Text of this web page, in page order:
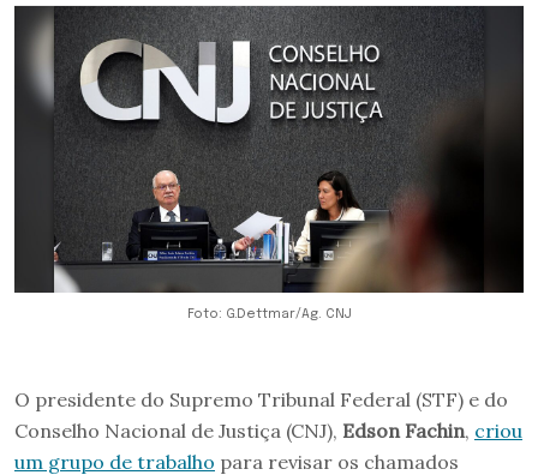
Foto: G.Dettmar/Ag. CNJ
O presidente do Supremo Tribunal Federal (STF) e do
Conselho Nacional de Justiça (CNJ), Edson Fachin, criou
um grupo de trabalho para revisar os chamados